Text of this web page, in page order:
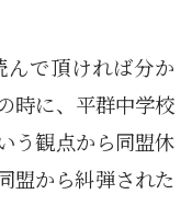
で頂ければ分か
時に、平群中学校
う観点から同盟休
盟から糾弾された